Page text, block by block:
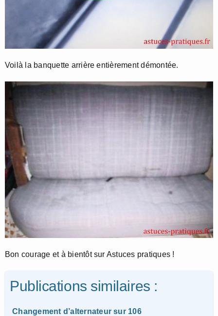
Voilà la banquette arrière entièrement démontée.
Bon courage et à bientôt sur Astuces pratiques !
Publications similaires :
Changement d’alternateur sur 106